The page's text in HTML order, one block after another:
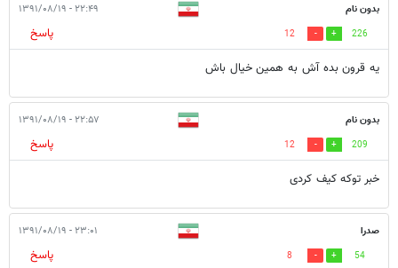
بدون نام ۲۲:۴۹ - ۱۳۹۱/۰۸/۱۹
226
12
پاسخ
یه قرون بده آش به همین خیال باش
بدون نام ۲۲:۵۷ - ۱۳۹۱/۰۸/۱۹
209
12
پاسخ
خبر توکه کیف کردی
صدرا ۲۳:۰۱ - ۱۳۹۱/۰۸/۱۹
54
8 پاسخ